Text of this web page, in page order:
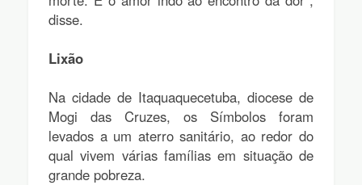
disse.
Lixão
Na cidade de Itaquaquecetuba, diocese de
Mogi das Cruzes, os Símbolos foram
levados a um aterro sanitário, ao redor do
qual vivem várias famílias em situação de
grande pobreza.